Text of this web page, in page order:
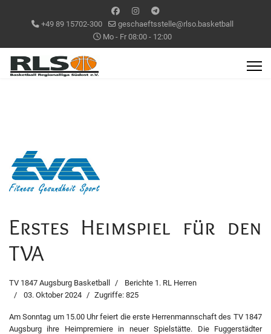
+49 89 15702-300
geschaeftsstelle@rlso.basketball
Mo - Fr 08:00 - 12:00
Erstes Heimspiel für den
TVA
TV 1847 Augsburg Basketball
Berichte 1. RL Herren
03. Oktober 2024
Zugriffe: 825
Am Sonntag um 15.00 Uhr feiert die erste Herrenmannschaft des TV 1847
Augsburg ihre Heimpremiere in neuer Spielstätte. Die Fuggerstädter